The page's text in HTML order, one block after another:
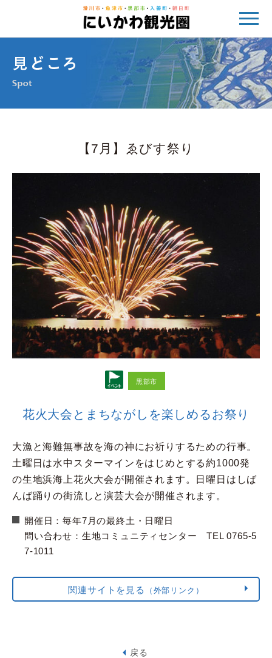
【7月】ゑびす祭り
黒部市
花火大会とまちながしを楽しめるお祭り
大漁と海難無事故を海の神にお祈りするための行事。
土曜日は水中スターマインをはじめとする約1000発
の生地浜海上花火大会が開催されます。日曜日はしば
んば踊りの街流しと演芸大会が開催されます。
開催日：毎年7月の最終土・日曜日
問い合わせ：生地コミュニティセンター TEL 0765-5
7-1011
関連サイトを見る （外部リンク）
戻る